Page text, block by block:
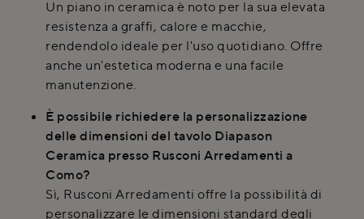
Un piano in ceramica è noto per la sua elevata
resistenza a graffi, calore e macchie,
rendendolo ideale per l'uso quotidiano. Offre
anche un'estetica moderna e una facile
manutenzione.
È possibile richiedere la personalizzazione
delle dimensioni del tavolo Diapason
Ceramica presso Rusconi Arredamenti a
Como?
Sì, Rusconi Arredamenti offre la possibilità di
personalizzare le dimensioni standard degli